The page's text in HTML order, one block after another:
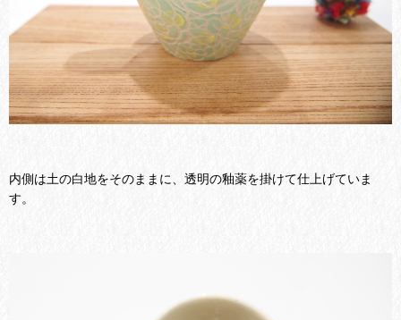
内側は土の白地をそのままに、透明の釉薬を掛けて仕上げていま
す。